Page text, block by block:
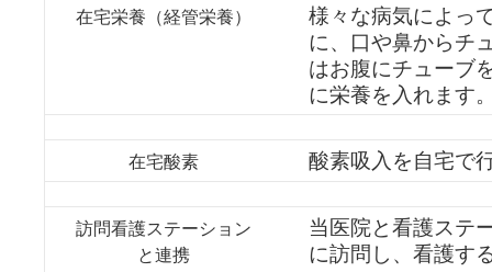
在宅栄養（経管栄養）
様々な病気によっ
に、口や鼻からチ
はお腹にチューブ
に栄養を入れます
在宅酸素 酸素吸入を自宅で
訪問看護ステーション
と連携
当医院と看護ステ
に訪問し、看護す